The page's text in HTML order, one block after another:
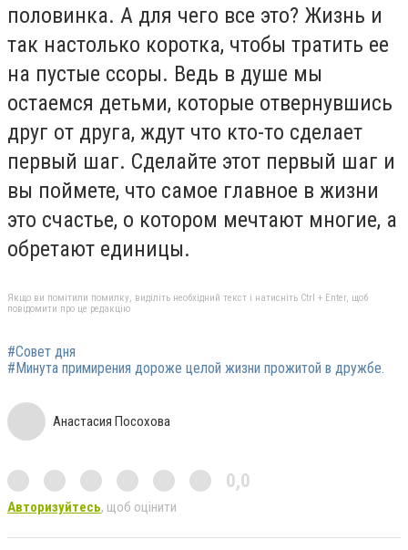
половинка. А для чего все это? Жизнь и
так настолько коротка, чтобы тратить ее
на пустые ссоры. Ведь в душе мы
остаемся детьми, которые отвернувшись
друг от друга, ждут что кто-то сделает
первый шаг. Сделайте этот первый шаг и
вы поймете, что самое главное в жизни
это счастье, о котором мечтают многие, а
обретают единицы.
Якщо ви помітили помилку, виділіть необхідний текст і натисніть Ctrl + Enter, щоб
повідомити про це редакцію
#Совет дня
#Минута примирения дороже целой жизни прожитой в дружбе.
Анастасия Посохова
0,0
Авторизуйтесь, щоб оцінити